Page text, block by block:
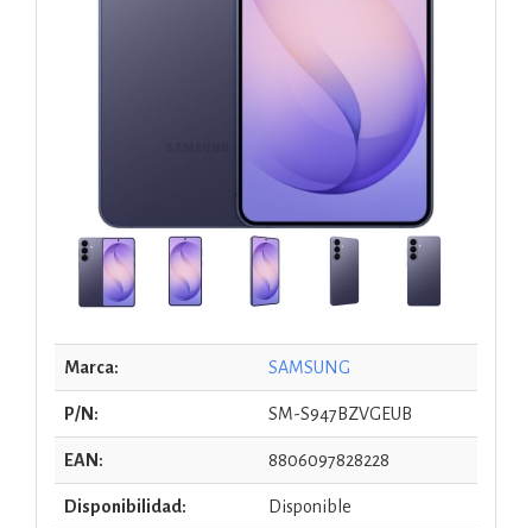
Marca: SAMSUNG
P/N: SM-S947BZVGEUB
EAN: 8806097828228
Disponibilidad: Disponible